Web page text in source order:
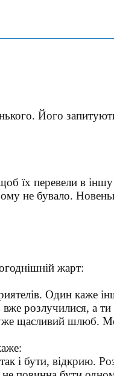
Його
їх перевели в
не бувало.
жарт:
Один каже
розлучилися, а
щасливий шлюб.
і бути, відкрию.